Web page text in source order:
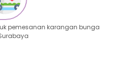
pemesanan karangan bunga